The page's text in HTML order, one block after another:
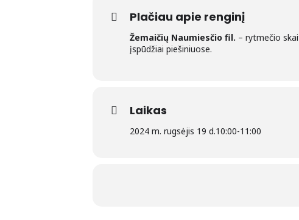
Plačiau apie renginį
Žemaičių Naumiesčio fil. – rytmečio
įspūdžiai piešiniuose.
Laikas
2024 m. rugsėjis 19 d.10:00-11:00